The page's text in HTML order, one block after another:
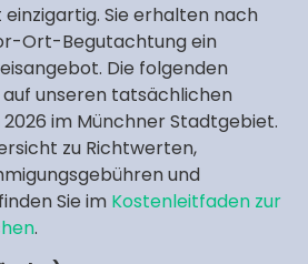
Sie erhalten nach
Ort-Begutachtung ein
Die folgenden
unseren tatsächlichen
im Münchner Stadtgebiet.
zu Richtwerten,
und
Sie im Kostenleitfaden zur
.